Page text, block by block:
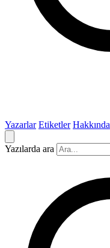
Yazarlar Etiketler Hakkında
Yazılarda ara